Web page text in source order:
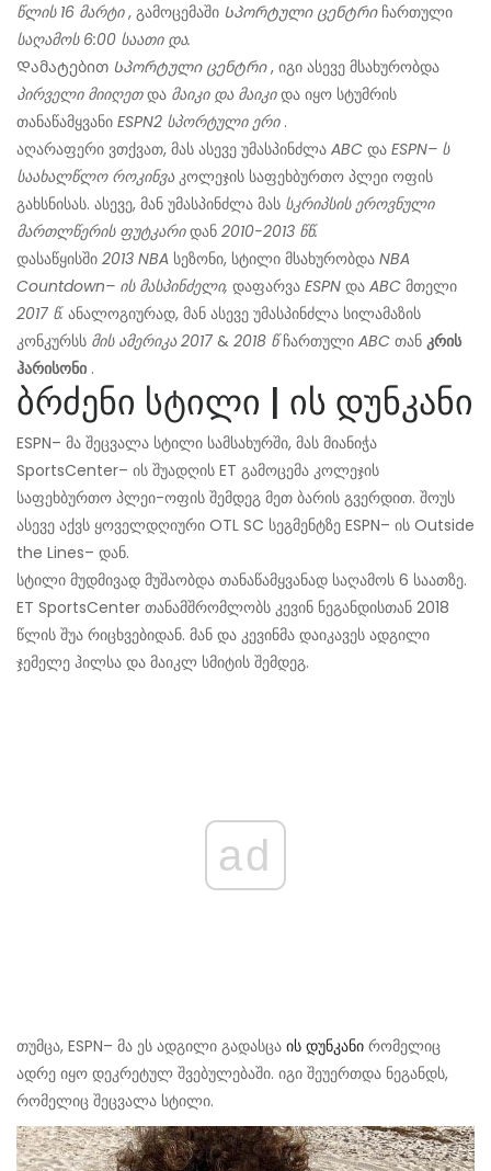
წლის 16 მარტი, გამოცემაში Სპორტული ცენტრიჩართული
საღამოს 6:00 საათი და.
Დამატებით Სპორტული ცენტრი , იგი ასევე მსახურობდა
პირველი მიიღეთ და მაიკი და მაიკი და იყო სტუმრის
თანაწამყვანი ESPN2 სპორტული ერი .
აღარაფერი ვთქვათ, მას ასევე უმასპინძლა ABC და ESPN– ს
საახალწლო როკინვა კოლეჯის საფეხბურთო პლეი ოფის
გახსნისას. ასევე, მან უმასპინძლა მას სკრიპსის ეროვნული
მართლწერის ფუტკარიდან 2010-2013 წწ.
დასაწყისში 2013 NBA სეზონი, სტილი მსახურობდა NBA
Countdown– ის მასპინძელი, დაფარვა ESPN და ABC მთელი
2017 წ. ანალოგიურად, მან ასევე უმასპინძლა სილამაზის
კონკურსს მის ამერიკა 2017 & 2018 წჩართული ABC თან კრის
ჰარისონი .
ბრძენი სტილი | ის დუნკანი
ESPN– მა შეცვალა სტილი სამსახურში, მას მიანიჭა
SportsCenter– ის შუადღის ET გამოცემა კოლეჯის
საფეხბურთო პლეი-ოფის შემდეგ მეთ ბარის გვერდით. შოუს
ასევე აქვს ყოველდღიური OTL SC სეგმენტზე ESPN– ის Outside
the Lines– დან.
სტილი მუდმივად მუშაობდა თანაწამყვანად საღამოს 6 საათზე.
ET SportsCenter თანამშრომლობს კევინ ნეგანდისთან 2018
წლის შუა რიცხვებიდან. მან და კევინმა დაიკავეს ადგილი
ჯემელე ჰილსა და მაიკლ სმიტის შემდეგ.
ad
თუმცა, ESPN– მა ეს ადგილი გადასცა ის დუნკანი რომელიც
ადრე იყო დეკრეტულ შვებულებაში. იგი შეუერთდა ნეგანდს,
რომელიც შეცვალა სტილი.